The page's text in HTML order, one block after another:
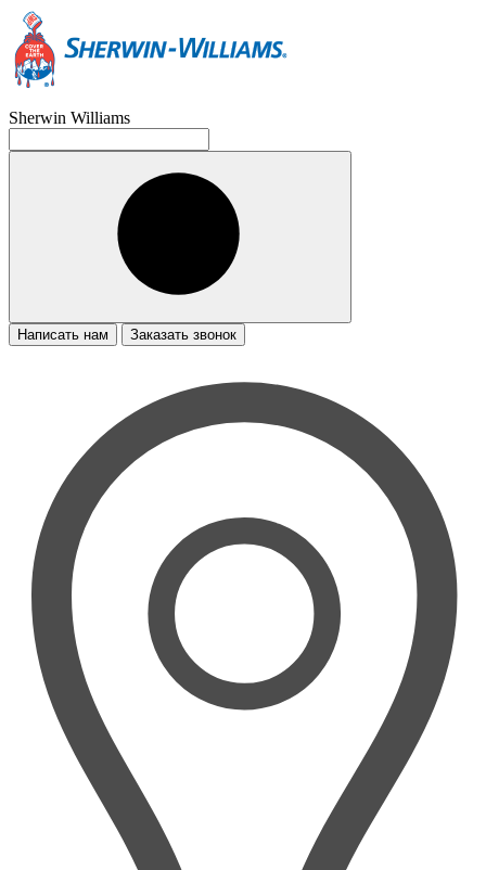
Sherwin Williams
Написать нам Заказать звонок